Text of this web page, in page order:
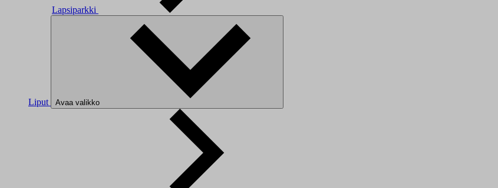
Lapsiparkki
Liput Avaa valikko